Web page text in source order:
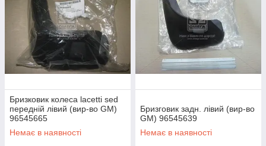
Бризковик колеса lacetti sed
передній лівий (вир-во GM)
96545665
Немає в наявності
Бризговик задн. лівий (вир-во
GM) 96545639
Немає в наявності